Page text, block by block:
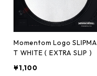
Momentom Logo SLIPMA
T WHITE ( EXTRA SLIP )
¥1,100